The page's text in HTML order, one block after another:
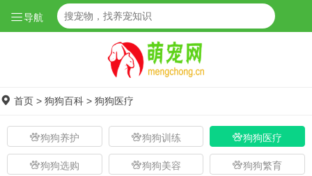
导航
首页 > 狗狗百科 > 狗狗医疗
狗狗养护 狗狗训练 狗狗医疗
狗狗选购 狗狗美容 狗狗繁育